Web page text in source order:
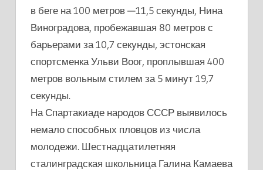
в беге на 100 метров —11,5 секунды, Нина
Виноградова, пробежавшая 80 метров с
барьерами за 10,7 секунды, эстонская
спортсменка Ульви Воог, проплывшая 400
метров вольным стилем за 5 минут 19,7
секунды.
На Спартакиаде народов СССР выявилось
немало способных пловцов из числа
молодежи. Шестнадцатилетняя
сталинградская школьница Галина Камаева